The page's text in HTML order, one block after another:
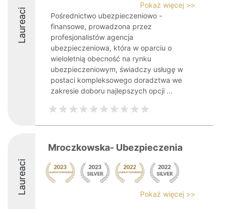
Laureaci
Pokaż więcej >>
Pośrednictwo ubezpieczeniowo -
finansowe, prowadzona przez
profesjonalistów agencja
ubezpieczeniowa, która w oparciu o
wieloletnią obecność na rynku
ubezpieczeniowym, świadczy usługę w
postaci kompleksowego doradztwa we
zakresie doboru najlepszych opcji ...
Laureaci
Mroczkowska- Ubezpieczenia
Pokaż więcej >>